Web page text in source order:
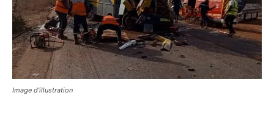
Image d'illustration